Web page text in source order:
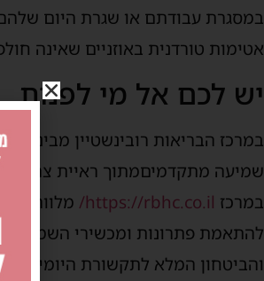
במסגרת עבודתם או שגרת היום
אטימות טורדנית באוזניים שאינה
יש לכם אל מי לפנות
במרכז הבריאות רובינשטיין מבינים
שמיעה מתקדמיםמתוך ראיית צרכי
במרכז https://rbhc.co.il/ מלווה את
להתאמת פתרונות ומכשירי השמיעה
והביטחון המלא לתקשורת